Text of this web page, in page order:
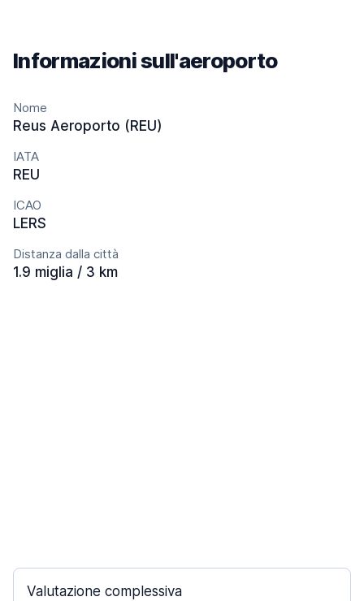
Informazioni sull'aeroporto
Nome
Reus Aeroporto (REU)
IATA
REU
ICAO
LERS
Distanza dalla città
1.9 miglia / 3 km
Valutazione complessiva